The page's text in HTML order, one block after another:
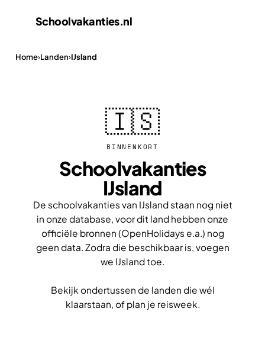
Schoolvakanties.nl
Home›Landen›IJsland
🇮🇸
BINNENKORT
Schoolvakanties
IJsland
De schoolvakanties van IJsland staan nog niet
in onze database, voor dit land hebben onze
officiële bronnen (OpenHolidays e.a.) nog
geen data. Zodra die beschikbaar is, voegen
we IJsland toe.
Bekijk ondertussen de landen die wél
klaarstaan, of plan je reisweek.